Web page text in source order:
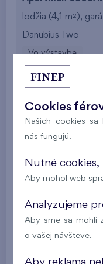
lodžia (4,1 m2 ),
Danubius Two
Vo výstavbe
Apartmán 0301A.D
lodžia (4,5 m
i
Apartmán 0501A.D
Cookies
Našich cookies
nás fungujú.
Nutné
Aby mohol web
Analyzujeme
Aby sme sa mohli
o vašej návšteve.
Aby reklama